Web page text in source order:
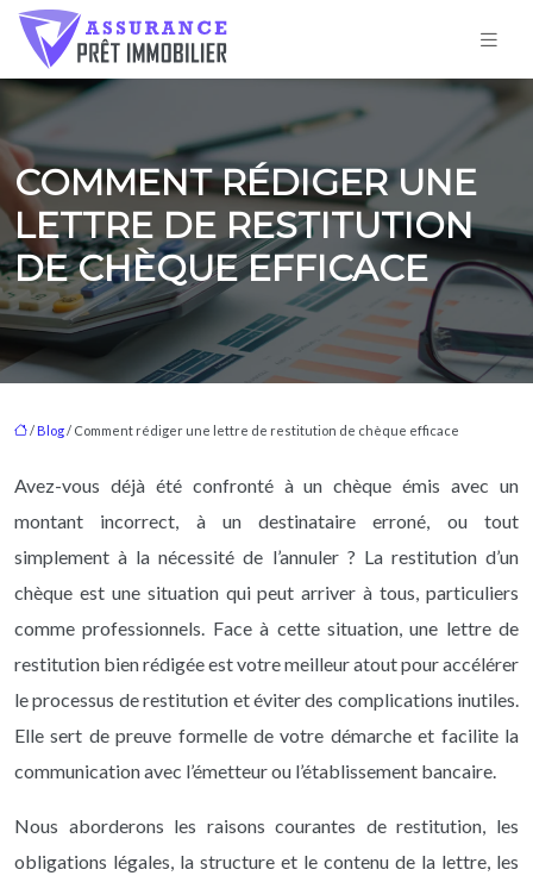
COMMENT RÉDIGER UNE
LETTRE DE RESTITUTION
DE CHÈQUE EFFICACE
/ Blog/ Comment rédiger une lettre de restitution de chèque efficace
Avez-vous déjà été confronté à un chèque émis avec un
montant incorrect, à un destinataire erroné, ou tout
simplement à la nécessité de l’annuler ? La restitution d’un
chèque est une situation qui peut arriver à tous, particuliers
comme professionnels. Face à cette situation, une lettre de
restitution bien rédigée est votre meilleur atout pour accélérer
le processus de restitution et éviter des complications inutiles.
Elle sert de preuve formelle de votre démarche et facilite la
communication avec l’émetteur ou l’établissement bancaire.
Nous aborderons les raisons courantes de restitution, les
obligations légales, la structure et le contenu de la lettre, les